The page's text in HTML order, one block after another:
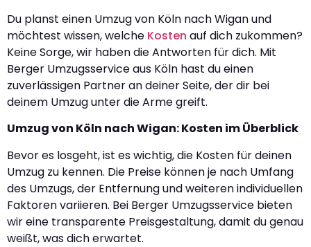
Du planst einen Umzug von Köln nach Wigan und
möchtest wissen, welche Kosten auf dich zukommen?
Keine Sorge, wir haben die Antworten für dich. Mit
Berger Umzugsservice aus Köln hast du einen
zuverlässigen Partner an deiner Seite, der dir bei
deinem Umzug unter die Arme greift.
Umzug von Köln nach Wigan: Kosten im Überblick
Bevor es losgeht, ist es wichtig, die Kosten für deinen
Umzug zu kennen. Die Preise können je nach Umfang
des Umzugs, der Entfernung und weiteren individuellen
Faktoren variieren. Bei Berger Umzugsservice bieten
wir eine transparente Preisgestaltung, damit du genau
weißt, was dich erwartet.